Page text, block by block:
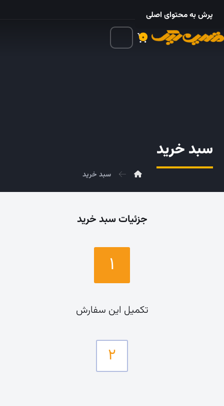
۰۲۱ – ۵۵۲۴ ۵۳۲۵
۰
پرش به محتوای اصلی
سبد خرید
سبد خرید
جزئیات سبد خرید
۱
تکمیل این سفارش
۲